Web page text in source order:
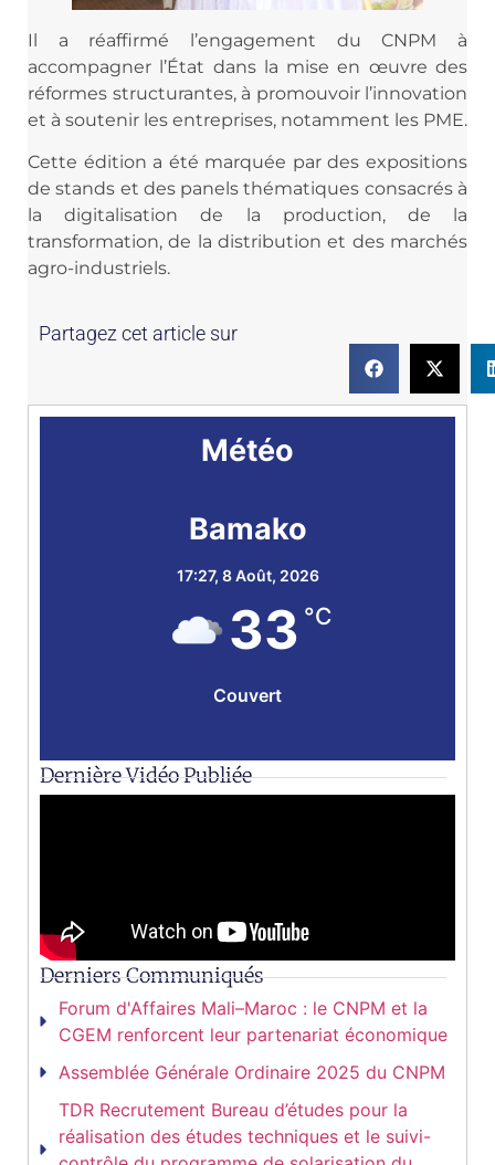
Il a réaffirmé l’engagement du CNPM à
accompagner l’État dans la mise en œuvre des
réformes structurantes, à promouvoir l’innovation
et à soutenir les entreprises, notamment les PME.
Cette édition a été marquée par des expositions
de stands et des panels thématiques consacrés à
la digitalisation de la production, de la
transformation, de la distribution et des marchés
agro-industriels.
Partagez cet article sur
Météo
Bamako
17:27, 8 Août, 2026
33 °C
Couvert
Dernière Vidéo Publiée
Derniers Communiqués
Forum d'Affaires Mali–Maroc : le CNPM et la
CGEM renforcent leur partenariat économique
Assemblée Générale Ordinaire 2025 du CNPM
TDR Recrutement Bureau d’études pour la
réalisation des études techniques et le suivi-